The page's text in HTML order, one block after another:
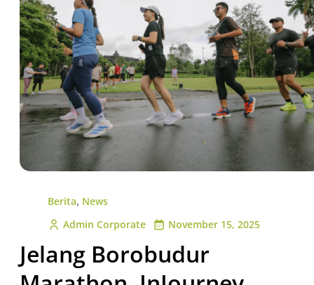
Berita, News
Admin Corporate
November 15, 2025
Jelang Borobudur